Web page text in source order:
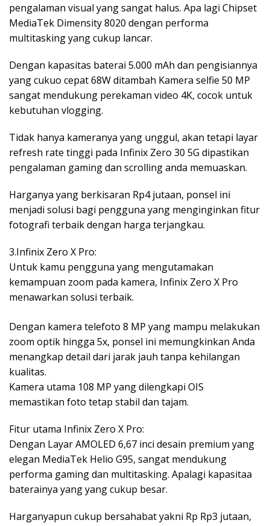
pengalaman visual yang sangat halus. Apa lagi Chipset
MediaTek Dimensity 8020 dengan performa
multitasking yang cukup lancar.
Dengan kapasitas baterai 5.000 mAh dan pengisiannya
yang cukuo cepat 68W ditambah Kamera selfie 50 MP
sangat mendukung perekaman video 4K, cocok untuk
kebutuhan vlogging.
Tidak hanya kameranya yang unggul, akan tetapi layar
refresh rate tinggi pada Infinix Zero 30 5G dipastikan
pengalaman gaming dan scrolling anda memuaskan.
Harganya yang berkisaran Rp4 jutaan, ponsel ini
menjadi solusi bagi pengguna yang menginginkan fitur
fotografi terbaik dengan harga terjangkau.
3.Infinix Zero X Pro:
Untuk kamu pengguna yang mengutamakan
kemampuan zoom pada kamera, Infinix Zero X Pro
menawarkan solusi terbaik.
Dengan kamera telefoto 8 MP yang mampu melakukan
zoom optik hingga 5x, ponsel ini memungkinkan Anda
menangkap detail dari jarak jauh tanpa kehilangan
kualitas.
Kamera utama 108 MP yang dilengkapi OIS
memastikan foto tetap stabil dan tajam.
Fitur utama Infinix Zero X Pro:
Dengan Layar AMOLED 6,67 inci desain premium yang
elegan MediaTek Helio G95, sangat mendukung
performa gaming dan multitasking. Apalagi kapasitaa
baterainya yang yang cukup besar.
Harganyapun cukup bersahabat yakni Rp Rp3 jutaan,